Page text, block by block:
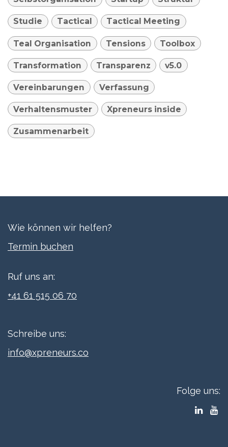
Studie Tactical Tactical Meeting
Teal Organisation Tensions Toolbox
Transformation Transparenz v5.0
Vereinbarungen Verfassung
Verhaltensmuster Xpreneurs inside
Zusammenarbeit
Wie können wir helfen?
Termi​n buchen
Ruf uns an:
+41 61 515 06 70
Schreibe uns:
info@xpreneurs.co
Folge uns: